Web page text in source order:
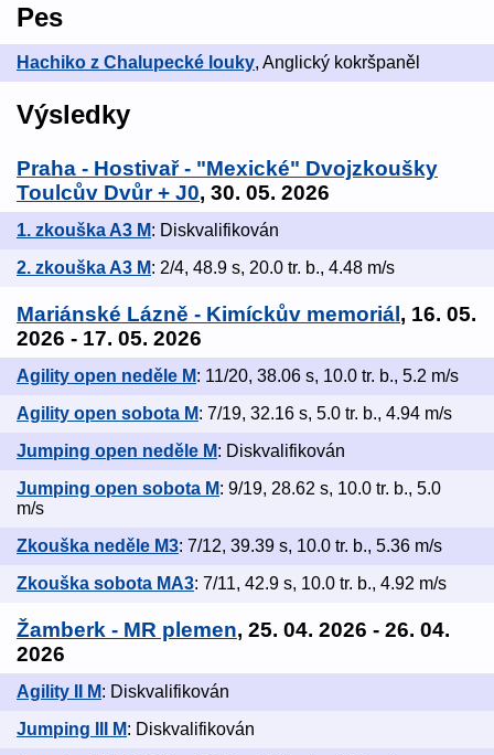
Pes
Hachiko z Chalupecké louky, Anglický kokršpaněl
Výsledky
Praha - Hostivař - "Mexické" Dvojzkoušky
Toulcův Dvůr + J0, 30. 05. 2026
1. zkouška A3 M: Diskvalifikován
2. zkouška A3 M: 2/4, 48.9 s, 20.0 tr. b., 4.48 m/s
Mariánské Lázně - Kimíckův memoriál, 16. 05.
2026 - 17. 05. 2026
Agility open neděle M: 11/20, 38.06 s, 10.0 tr. b., 5.2 m/s
Agility open sobota M: 7/19, 32.16 s, 5.0 tr. b., 4.94 m/s
Jumping open neděle M: Diskvalifikován
Jumping open sobota M: 9/19, 28.62 s, 10.0 tr. b., 5.0
m/s
Zkouška neděle M3: 7/12, 39.39 s, 10.0 tr. b., 5.36 m/s
Zkouška sobota MA3: 7/11, 42.9 s, 10.0 tr. b., 4.92 m/s
Žamberk - MR plemen, 25. 04. 2026 - 26. 04.
2026
Agility II M: Diskvalifikován
Jumping III M: Diskvalifikován